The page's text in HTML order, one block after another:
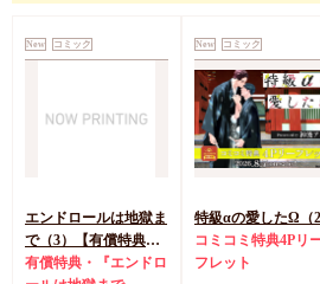
New コミック
エンドロールは地獄ま
で（3）【有償特典・
小冊子＋箔押しA5ア
有償特典・『エンドロ
New コミック
特級αの愛したΩ（2
コミコミ特典4Pリ
フレット